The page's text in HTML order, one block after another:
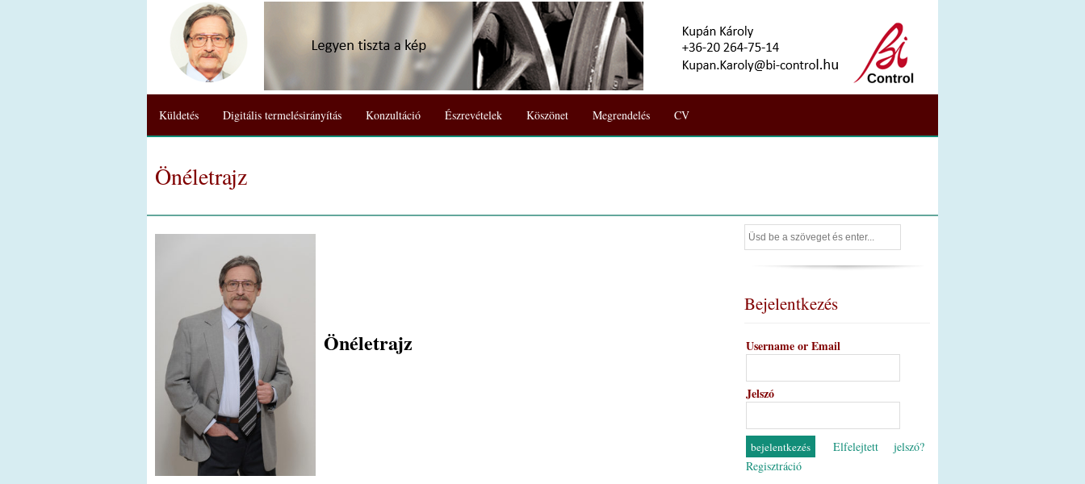
Küldetés Digitális termelésirányítás Konzultáció Észrevételek Köszönet Megrendelés CV
Önéletrajz
Önéletrajz
Bejelentkezés
Username or Email
Jelszó
Elfelejtett jelszó?
Regisztráció